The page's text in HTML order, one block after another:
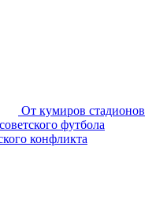
От кумиров стадионов
футбола
конфликта